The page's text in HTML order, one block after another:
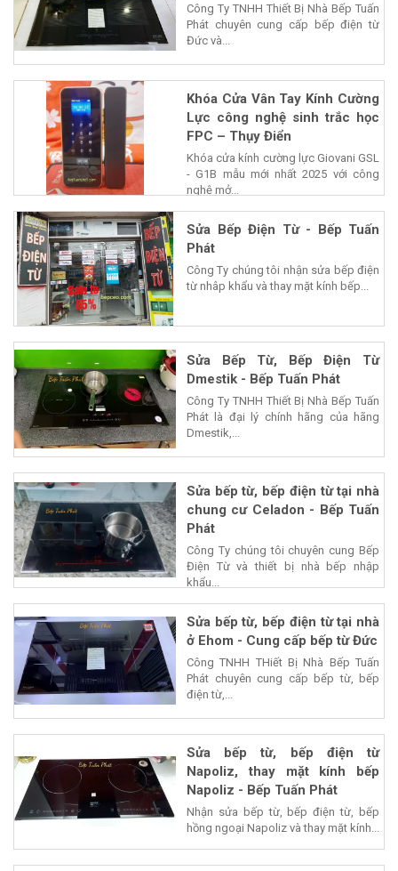
Công Ty TNHH Thiết Bị Nhà Bếp Tuấn
Phát chuyên cung cấp bếp điện từ
Đức và...
Khóa Cửa Vân Tay Kính Cường
Lực công nghệ sinh trắc học
FPC – Thụy Điển
Khóa cửa kính cường lực Giovani GSL
- G1B mẫu mới nhất 2025 với công
nghệ mở...
Sửa Bếp Điện Từ - Bếp Tuấn
Phát
Công Ty chúng tôi nhận sửa bếp điện
từ nhâp khẩu và thay mặt kính bếp...
Sửa Bếp Từ, Bếp Điện Từ
Dmestik - Bếp Tuấn Phát
Công Ty TNHH Thiết Bị Nhà Bếp Tuấn
Phát là đại lý chính hãng của hãng
Dmestik,...
Sửa bếp từ, bếp điện từ tại nhà
chung cư Celadon - Bếp Tuấn
Phát
Công Ty chúng tôi chuyên cung Bếp
Điện Từ và thiết bị nhà bếp nhập
khẩu...
Sửa bếp từ, bếp điện từ tại nhà
ở Ehom - Cung cấp bếp từ Đức
Công TNHH THiết Bị Nhà Bếp Tuấn
Phát chuyên cung cấp bếp từ, bếp
điện từ,...
Sửa bếp từ, bếp điện từ
Napoliz, thay mặt kính bếp
Napoliz - Bếp Tuấn Phát
Nhận sửa bếp từ, bếp điện từ, bếp
hồng ngoại Napoliz và thay mặt kính...